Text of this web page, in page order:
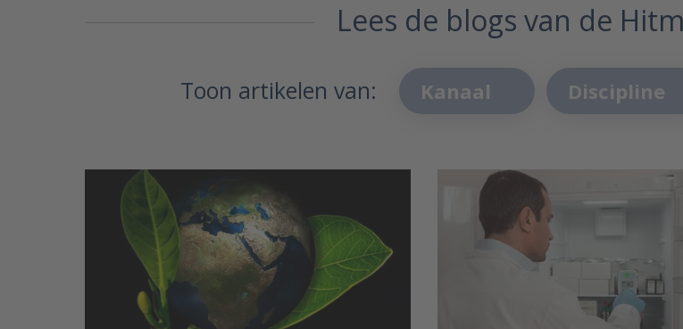
Lees de blogs van de
Toon artikelen van: Kanaal Discipline